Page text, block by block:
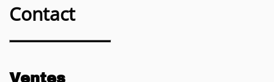
Contact
Ventes